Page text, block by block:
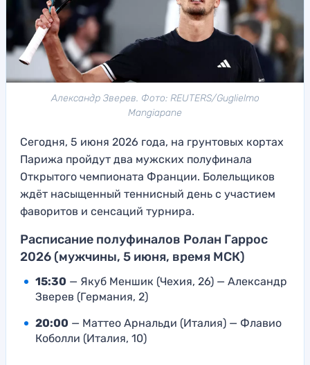
Александр Зверев. Фото: REUTERS/Guglielmo
Mangiapane
Сегодня, 5 июня 2026 года, на грунтовых кортах
Парижа пройдут два мужских полуфинала
Открытого чемпионата Франции. Болельщиков
ждёт насыщенный теннисный день с участием
фаворитов и сенсаций турнира.
Расписание полуфиналов Ролан Гаррос
2026 (мужчины, 5 июня, время МСК)
15:30 — Якуб Меншик (Чехия, 26) — Александр
Зверев (Германия, 2)
20:00 — Маттео Арнальди (Италия) — Флавио
Коболли (Италия, 10)